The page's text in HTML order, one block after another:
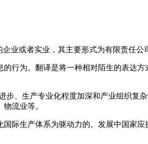
业或者实业，其主要形式为有限责任公
行为。翻译是将一种相对陌生的表达
、生产专业化程度加深和产业组织复
流业等。
际生产体系为驱动力的。发展中国家